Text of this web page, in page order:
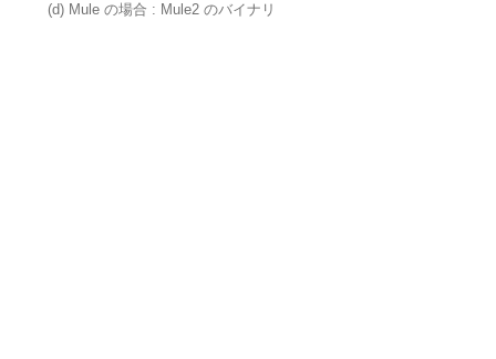
(d) Mule の場合 : Mule2 のバイナリ